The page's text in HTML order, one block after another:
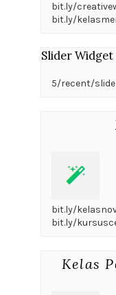
bit.ly/
bit.ly/
Slider Widget
5/recent/
bit.ly/
bit.ly/
Kelas